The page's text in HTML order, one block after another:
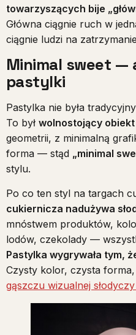
towarzyszących bije
Główna ciągnie ruch w
ciągnie ludzi na
Minimal sweet
pastylki
Pastylka nie była
To był wolnostojący
geometrii, z minimalną
forma — stąd „minimal
stylu.
Po co ten styl na targach
cukiernicza nadużywa
mnóstwem produktów,
lodów, czekolady —
Pastylka wygrywała tym,
Czysty kolor, czysta
gąszczu wizualnej